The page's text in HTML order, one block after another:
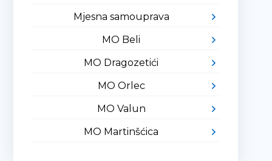
Mjesna samouprava
MO Beli
MO Dragozetići
MO Orlec
MO Valun
MO Martinšćica